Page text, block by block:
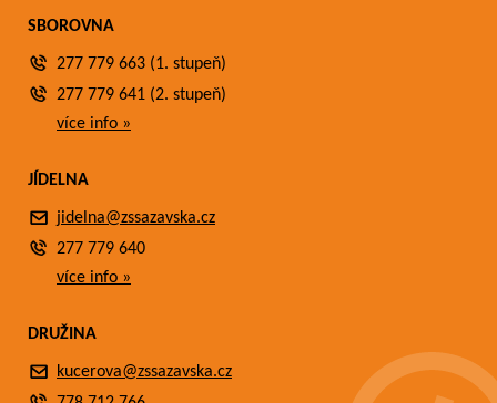
SBOROVNA
277 779 663 (1. stupeň)
277 779 641 (2. stupeň)
více info »
JÍDELNA
jidelna@zssazavska.cz
277 779 640
více info »
DRUŽINA
kucerova@zssazavska.cz